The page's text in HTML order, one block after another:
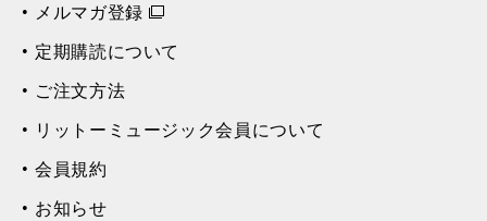
メルマガ登録
定期購読について
ご注文方法
リットーミュージック会員について
会員規約
お知らせ